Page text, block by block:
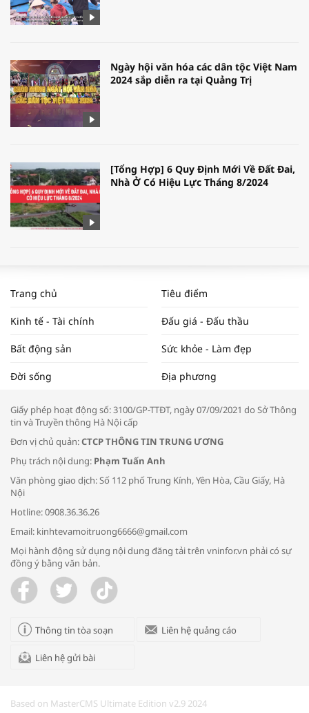
Ngày hội văn hóa các dân tộc Việt Nam
2024 sắp diễn ra tại Quảng Trị
[Tổng Hợp] 6 Quy Định Mới Về Đất Đai,
Nhà Ở Có Hiệu Lực Tháng 8/2024
NAM NĂM 2024 VÀ NĂM 2025 | NHỊP
ĐẬP THỊ TRƯỜNG #62
Tọa đàm “Xúc tiến thương mại: Khơi
Bác sĩ tư vấn cách phòng tránh bệnh
đường hô hấp trong thời tiết giao mùa
Trao yêu thương cho em
Trang chủ Tiêu điểm
Kinh tế - Tài chính Đấu giá - Đấu thầu
Bất động sản Sức khỏe - Làm đẹp
Đời sống Địa phương
Giấy phép hoạt động số: 3100/GP-TTĐT, ngày 07/09/2021 do Sở Thông
tin và Truyền thông Hà Nội cấp
Đơn vị chủ quản:CTCP THÔNG TIN TRUNG ƯƠNG
Phụ trách nội dung: Phạm Tuấn Anh
Văn phòng giao dịch: Số 112 phố Trung Kính, Yên Hòa, Cầu Giấy, Hà
Nội
Hotline: 0908.36.36.26
Email: kinhtevamoitruong6666@gmail.com
Mọi hành động sử dụng nội dung đăng tải trên vninfor.vn phải có sự
đồng ý bằng văn bản.
Thông tin tòa soạn Liên hệ quảng cáo
Liên hệ gửi bài
Based on MasterCMS Ultimate Edition v2.9 2024